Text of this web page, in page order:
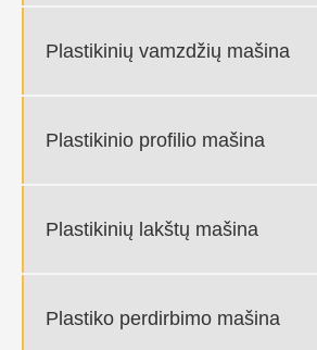
Plastikinių vamzdžių mašina
Plastikinio profilio mašina
Plastikinių lakštų mašina
Plastiko perdirbimo mašina